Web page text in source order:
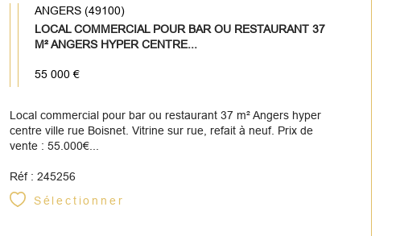
ANGERS (49100)
LOCAL COMMERCIAL POUR BAR OU RESTAURANT 37
M² ANGERS HYPER CENTRE...
55 000 €
Local commercial pour bar ou restaurant 37 m² Angers hyper
centre ville rue Boisnet. Vitrine sur rue, refait à neuf. Prix de
vente : 55.000€...
Réf : 245256
Sélectionner